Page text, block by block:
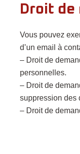
Droit
Vous pouvez
d’un email à
– Droit de
personnelles.
– Droit de
suppression des
– Droit de